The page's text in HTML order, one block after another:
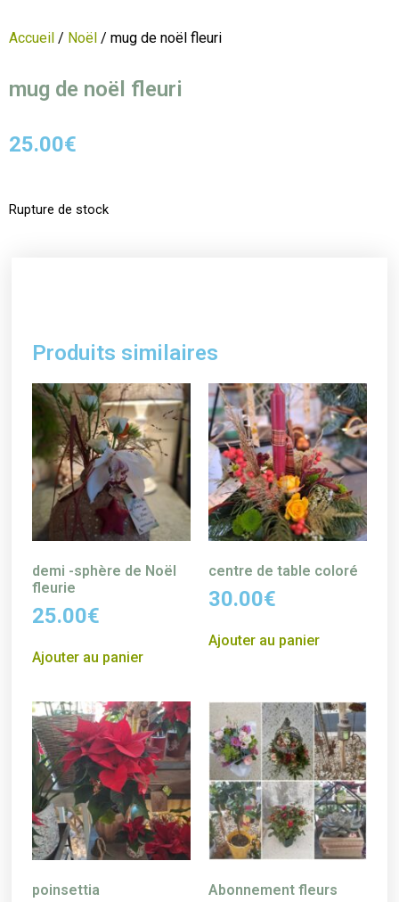
Accueil / Noël / mug de noël fleuri
mug de noël fleuri
25.00€
Rupture de stock
Produits similaires
demi -sphère de Noël
fleurie
25.00€
Ajouter au panier
centre de table coloré
30.00€
Ajouter au panier
poinsettia Abonnement fleurs